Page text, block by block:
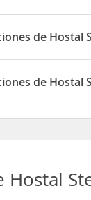
permite
de Hostal
Stella De'
de Hostal
Hostal